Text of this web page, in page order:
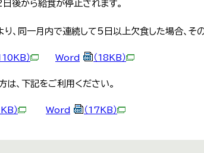
日後から給食が停止されます。
、同一月内で連続して5日以上欠食した場合、そ
） Word （18KB）
、下記をご利用ください。
） Word （17KB）